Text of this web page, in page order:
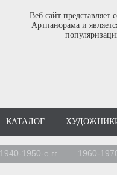
Веб сайт представляет
Артпанорама и
КАТАЛОГ
1940-1950-е гг 1960-